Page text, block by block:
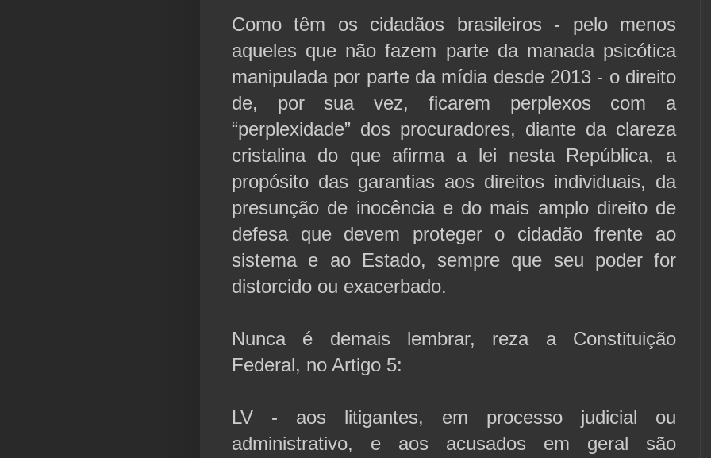
Como têm os cidadãos brasileiros - pelo menos
aqueles que não fazem parte da manada psicótica
manipulada por parte da mídia desde 2013 - o direito
de, por sua vez, ficarem perplexos com a
“perplexidade” dos procuradores, diante da clareza
cristalina do que afirma a lei nesta República, a
propósito das garantias aos direitos individuais, da
presunção de inocência e do mais amplo direito de
defesa que devem proteger o cidadão frente ao
sistema e ao Estado, sempre que seu poder for
distorcido ou exacerbado.
Nunca é demais lembrar, reza a Constituição
Federal, no Artigo 5:
LV - aos litigantes, em processo judicial ou
administrativo, e aos acusados em geral são